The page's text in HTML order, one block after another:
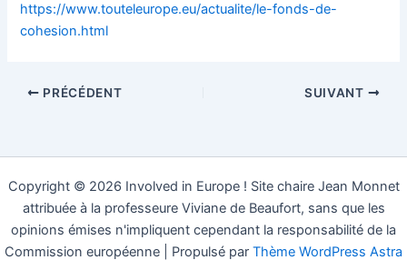
https://www.touteleurope.eu/actualite/le-fonds-de-
cohesion.html
PRÉCÉDENT SUIVANT
Copyright © 2026 Involved in Europe ! Site chaire Jean Monnet
attribuée à la professeure Viviane de Beaufort, sans que les
opinions émises n'impliquent cependant la responsabilité de la
Commission européenne | Propulsé par Thème WordPress Astra